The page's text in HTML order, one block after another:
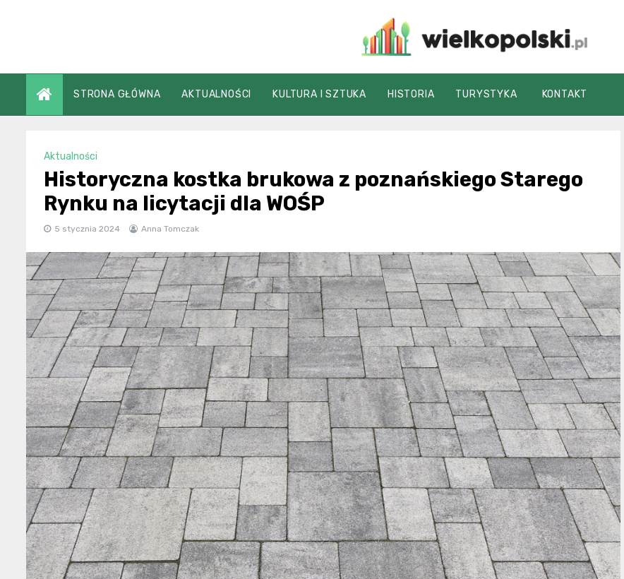
wielkopolski.pl
STRONA GŁÓWNA AKTUALNOŚCI KULTURA I SZTUKA HISTORIA TURYSTYKA KONTAKT
Aktualności
Historyczna kostka brukowa z poznańskiego Starego
Rynku na licytacji dla WOŚP
5 stycznia 2024 Anna Tomczak